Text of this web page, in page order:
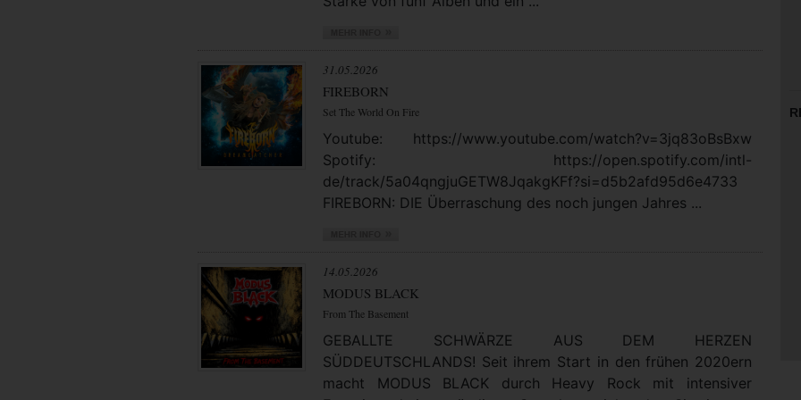
31.05.2026
FIREBORN
Set The World On Fire
Youtube: https://www.youtube.com/watch?v=3jq83oBsBxw
Spotify: https://open.spotify.com/intl-
de/track/5a04qngjuGETW8JqakgKFf?si=d5b2afd95d6e4733
FIREBORN: DIE Überraschung des noch jungen Jahres ...
14.05.2026
MODUS BLACK
From The Basement
GEBALLTE SCHWÄRZE AUS DEM HERZEN
SÜDDEUTSCHLANDS! Seit ihrem Start in den frühen 2020ern
macht MODUS BLACK durch Heavy Rock mit intensiver